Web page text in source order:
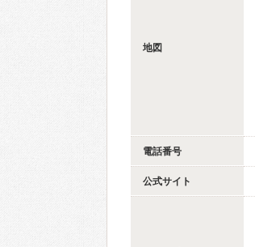
地図
電話番号
公式サイト